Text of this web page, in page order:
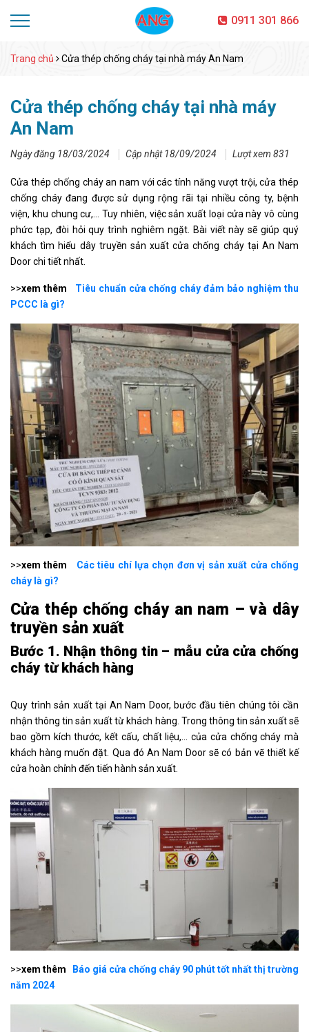
0911 301 866
Trang chủ Cửa thép chống cháy tại nhà máy An Nam
Cửa thép chống cháy tại nhà máy
An Nam
Ngày đăng 18/03/2024 Cập nhật 18/09/2024 Lượt xem 831
Cửa thép chống cháy an nam với các tính năng vượt trội, cửa thép
chống cháy đang được sử dụng rộng rãi tại nhiều công ty, bệnh
viện, khu chung cư,… Tuy nhiên, việc sản xuất loại cửa này vô cùng
phức tạp, đòi hỏi quy trình nghiêm ngặt. Bài viết này sẽ giúp quý
khách tìm hiểu dây truyền sản xuất cửa chống cháy tại An Nam
Door chi tiết nhất.
>>xem thêm
Tiêu chuẩn cửa chống cháy đảm bảo nghiệm thu
PCCC là gì?
>>xem thêm
Các tiêu chí lựa chọn đơn vị sản xuất cửa chống
cháy là gì?
Cửa thép chống cháy an nam – và dây
truyền sản xuất
Bước 1. Nhận thông tin – mẫu cửa cửa chống
cháy từ khách hàng
Quy trình sản xuất tại An Nam Door, bước đầu tiên chúng tôi cần
nhận thông tin sản xuất từ khách hàng. Trong thông tin sản xuất sẽ
bao gồm kích thước, kết cấu, chất liệu,… của cửa chống cháy mà
khách hàng muốn đặt. Qua đó An Nam Door sẽ có bản vẽ thiết kế
cửa hoàn chỉnh đến tiến hành sản xuất.
>>xem thêm
Báo giá cửa chống cháy 90 phút tốt nhất thị trường
năm 2024